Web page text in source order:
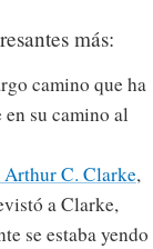
más:
camino que ha
su camino al
C. Clarke,
a Clarke,
se estaba yendo